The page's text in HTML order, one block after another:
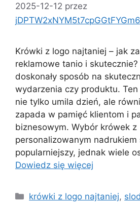
2025-12-12 przez
Krówki z logo najtaniej – jak
reklamowe tanio i
doskonały sposób na
wydarzenia czy produktu. Ten
nie tylko umila dzień, ale
zapada w pamięć klientom i
biznesowym. Wybór krówek z
personalizowanym
popularniejszy, jednak wiele
Dowiedz się więcej
Kategorie
krówki z logo najtaniej,